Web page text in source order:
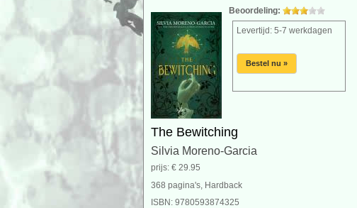
Beoordeling:
Levertijd: 5-7 werkdagen
Bestel nu »
The Bewitching
Silvia Moreno-Garcia
prijs: € 29.95
368 pagina's, Hardback
ISBN: 9780593874325